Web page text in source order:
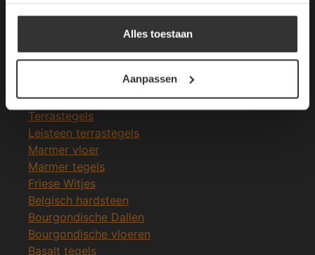
Alles toestaan
Aanpassen
Meeste Gezochte Natuursteen
Natuursteen vloeren
Leisteen vloer
Terrastegels
Leisteen terrastegels
Marmer vloer
Marmer tegels
Friese Witjes
Belgisch hardsteen
Bourgondische Dallen
Bourgondische vloeren
Basalt tegels
ALLES AFWIJZEN
DETAILS WEERGEVEN